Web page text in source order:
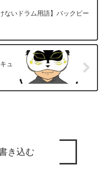
ないドラム用語】バックビー
ュ
き込む